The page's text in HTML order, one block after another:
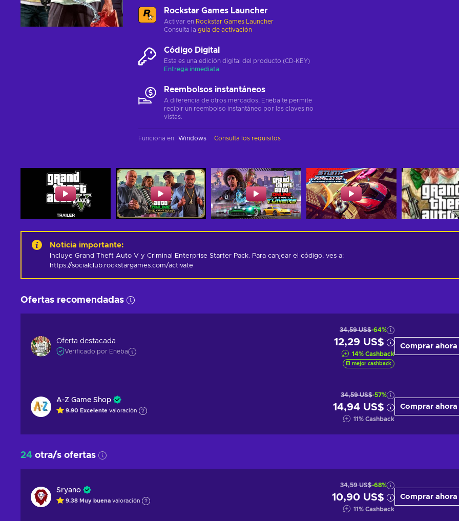
Rockstar Games Launcher
Activar en Rockstar Games Launcher
Consulta la guía de activación
Código Digital
Esta es una edición digital del producto (CD-KEY)
Entrega inmediata
Reembolsos instantáneos
A diferencia de otros mercados, Eneba te permite
recibir un reembolso instantáneo por las claves no
vistas.
Funciona en: Windows Consulta los requisitos
Noticia importante:
Incluye Grand Theft Auto V y Criminal Enterprise Starter Pack. Para canjear el código, ves a:
https://socialclub.rockstargames.com/activate
Ofertas recomendadas
Oferta destacada
Verificado por Eneba
34,59 US$-64%
12,29 US$
14% Cashback
El mejor cashback
Comprar ahora
A-Z Game Shop
9.90 Excelente valoración
34,59 US$-57%
14,94 US$
11% Cashback
Comprar ahora
24 otra/s ofertas
Sryano
9.38 Muy buena valoración
34,59 US$-68%
10,90 US$
11% Cashback
Comprar ahora